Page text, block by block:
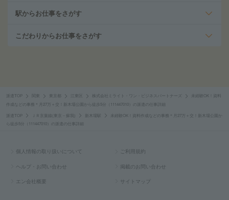
駅からお仕事をさがす
こだわりからお仕事をさがす
派遣TOP 東京都 江東区 株式会社ミライト・ワン・ビジネスパートナーズ
未経験OK！資料
作成などの事務＊月27万＋交！新木場公園から徒歩5分（111447010）の派遣の仕事詳細
派遣TOP ＪＲ京葉線(東京－蘇我) 新木場駅
未経験OK！資料作成などの事務＊月27万＋交！新木場公園か
ら徒歩5分（111447010）の派遣の仕事詳細
個人情報の取り扱いについて ご利用規約
ヘルプ・お問い合わせ 掲載のお問い合わせ
エン会社概要 サイトマップ